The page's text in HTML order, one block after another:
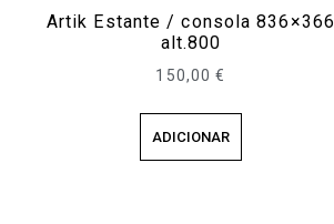
Artik Estante / consola 836×366
alt.800
150,00€
ADICIONAR